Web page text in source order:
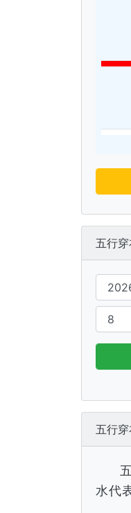
五行
五行
水代